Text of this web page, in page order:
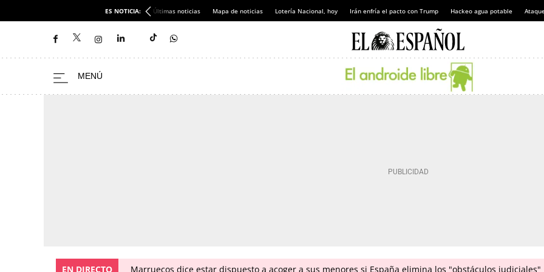
ES NOTICIA: Últimas noticias Mapa de noticias Lotería Nacional, hoy Irán enfría el pacto con Trump Hackeo agua potable
EN DIRECTO Marruecos dice estar dispuesto a acoger a sus menores si España elimina los "obstáculos judiciales"